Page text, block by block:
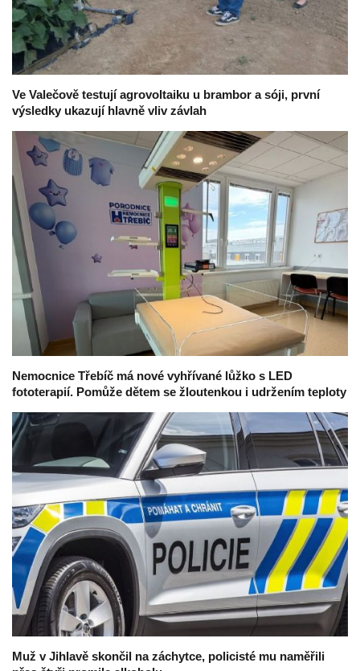
Ve Valečově testují agrovoltaiku u brambor a sóji, první
výsledky ukazují hlavně vliv závlah
Nemocnice Třebíč má nové vyhřívané lůžko s LED
fototerapií. Pomůže dětem se žloutenkou i udržením teploty
Muž v Jihlavě skončil na záchytce, policisté mu naměřili